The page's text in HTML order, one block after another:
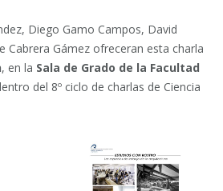
Diego Gamo Campos, David
Cabrera Gámez ofreceran esta charla
, en la Sala de Grado de la Facultad
del 8º ciclo de charlas de Ciencia